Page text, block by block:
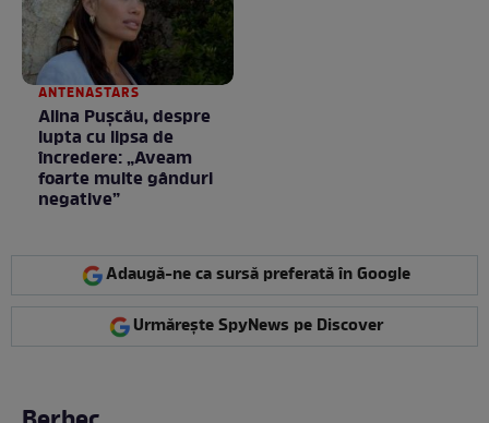
ANTENASTARS
Alina Pușcău, despre
lupta cu lipsa de
încredere: „Aveam
foarte multe gânduri
negative”
Adaugă-ne ca sursă preferată în Google
Urmărește SpyNews pe Discover